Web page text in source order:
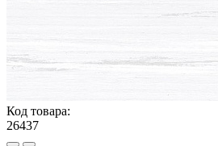
Код товара:
26437